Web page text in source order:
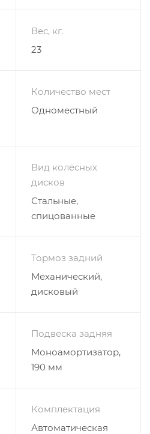
Вес, кг.
23
Количество мест
Одноместный
Вид колёсных
дисков
Стальные,
спицованные
Тормоз задний
Механический,
дисковый
Подвеска задняя
Моноамортизатор,
190 мм
Комплектация
Автоматическая